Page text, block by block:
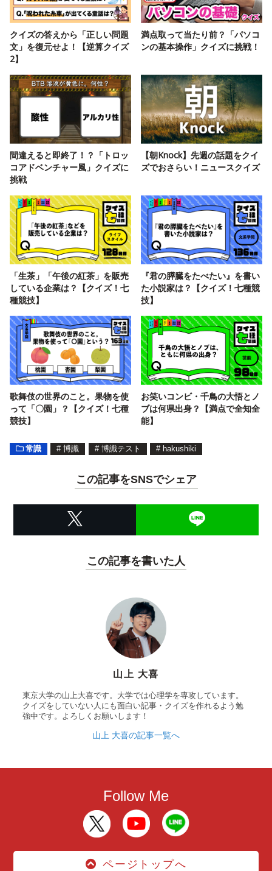
クイズの答えから「正しい問題
文」を復元せよ！【逆算クイズ
2】
満点取って当たり前？「パソコ
ンの基本操作」クイズに挑戦！
間違えると即終了！？「トロッ
コアドベンチャー風」クイズに
挑戦
【朝Knock】先週の話題をクイ
ズでおさらい！ニュースクイズ
「生茶」「午後の紅茶」を販売
している企業は？【クイズ！七
種競技】
『君の膵臓をたべたい』を書い
た小説家は？【クイズ！七種競
技】
歌舞伎の世界のこと。果物を使
って「〇園」？【クイズ！七種
競技】
お笑いコンビ・千鳥の大悟とノ
ブは何県出身？【満点で全知全
能】
常識 # 博識 # 博識テスト # hakushiki
この記事をSNSでシェア
この記事を書いた人
山上 大喜
東京大学の山上大喜です。大学では心理学を専攻しています。
クイズをしていない人にも面白い記事・クイズを作れるよう勉
強中です。よろしくお願いします！
山上 大喜の記事一覧へ
Follow Me
ページトップへ